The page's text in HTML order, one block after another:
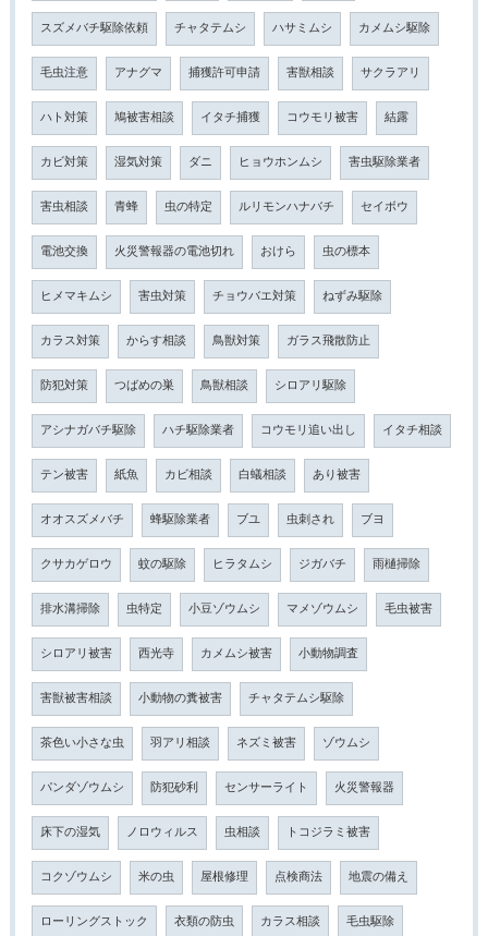
スズメバチ駆除依頼 チャタテムシ ハサミムシ カメムシ駆除
毛虫注意 アナグマ 捕獲許可申請 害獣相談 サクラアリ
ハト対策 鳩被害相談 イタチ捕獲 コウモリ被害 結露
カビ対策 湿気対策 ダニ ヒョウホンムシ 害虫駆除業者
害虫相談 青蜂 虫の特定 ルリモンハナバチ セイボウ
電池交換 火災警報器の電池切れ おけら 虫の標本
ヒメマキムシ 害虫対策 チョウバエ対策 ねずみ駆除
カラス対策 からす相談 鳥獣対策 ガラス飛散防止
防犯対策 つばめの巣 鳥獣相談 シロアリ駆除
アシナガバチ駆除 ハチ駆除業者 コウモリ追い出し イタチ相談
テン被害 紙魚 カビ相談 白蟻相談 あり被害
オオスズメバチ 蜂駆除業者 ブユ 虫刺され ブヨ
クサカゲロウ 蚊の駆除 ヒラタムシ ジガバチ 雨樋掃除
排水溝掃除 虫特定 小豆ゾウムシ マメゾウムシ 毛虫被害
シロアリ被害 西光寺 カメムシ被害 小動物調査
害獣被害相談 小動物の糞被害 チャタテムシ駆除
茶色い小さな虫 羽アリ相談 ネズミ被害 ゾウムシ
パンダゾウムシ 防犯砂利 センサーライト 火災警報器
床下の湿気 ノロウィルス 虫相談 トコジラミ被害
コクゾウムシ 米の虫 屋根修理 点検商法 地震の備え
ローリングストック 衣類の防虫 カラス相談 毛虫駆除